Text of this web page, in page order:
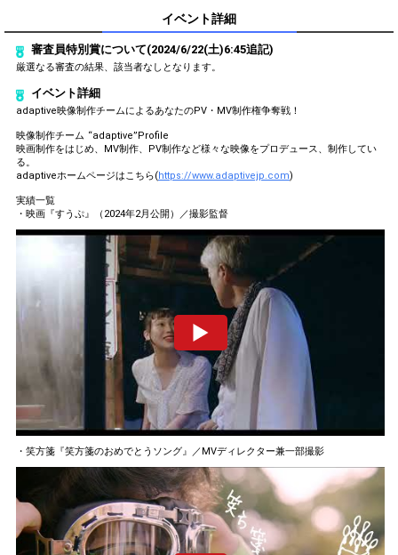
continue to send gifts to the
performer(s), the performer's
popularity ranking and your
ranking go up.
send them gifts.
To send performers paid items,
you must use Show Gold.
イベント詳細
審査員特別賞について(2024/6/22(土)6:45追記)
厳選なる審査の結果、該当者なしとなります。
イベント詳細
adaptive映像制作チームによるあなたのPV・MV制作権争奪戦！
映像制作チーム “adaptive”Profile
映画制作をはじめ、MV制作、PV制作など様々な映像をプロデュース、制作してい
る。
adaptiveホームページはこちら(https://www.adaptivejp.com)
実績一覧
・映画『すうぷ』（2024年2月公開）／撮影監督
・笑方箋『笑方箋のおめでとうソング』／MVディレクター兼一部撮影